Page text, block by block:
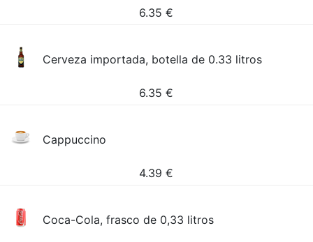
6.35 €
Cerveza importada, botella de 0.33 litros
6.35 €
Cappuccino
4.39 €
Coca-Cola, frasco de 0,33 litros